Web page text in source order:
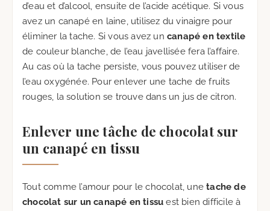
d’eau et d’alcool, ensuite de l’acide acétique. Si vous
avez un canapé en laine, utilisez du vinaigre pour
éliminer la tache. Si vous avez un canapé en textile
de couleur blanche, de l’eau javellisée fera l’affaire.
Au cas où la tache persiste, vous pouvez utiliser de
l’eau oxygénée. Pour enlever une tache de fruits
rouges, la solution se trouve dans un jus de citron.
Enlever une tâche de chocolat sur
un canapé en tissu
Tout comme l’amour pour le chocolat, unetache de
chocolat sur un canapé en tissu est bien difficile à